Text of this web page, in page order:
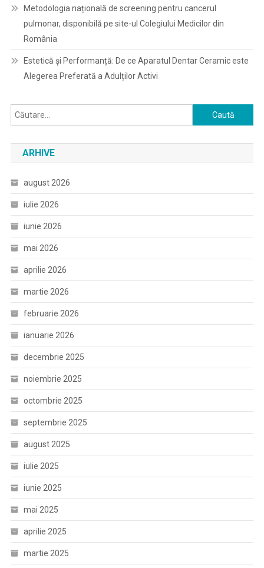
Metodologia națională de screening pentru cancerul
pulmonar, disponibilă pe site-ul Colegiului Medicilor din
România
Estetică și Performanță: De ce Aparatul Dentar Ceramic este
Alegerea Preferată a Adulților Activi
Caută
după:
ARHIVE
august 2026
iulie 2026
iunie 2026
mai 2026
aprilie 2026
martie 2026
februarie 2026
ianuarie 2026
decembrie 2025
noiembrie 2025
octombrie 2025
septembrie 2025
august 2025
iulie 2025
iunie 2025
mai 2025
aprilie 2025
martie 2025